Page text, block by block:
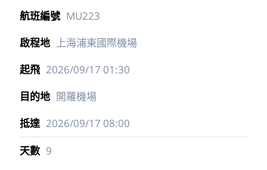
MU223
上海浦東國際機場
2026/09/17 01:30
開羅機場
2026/09/17 08:00
9